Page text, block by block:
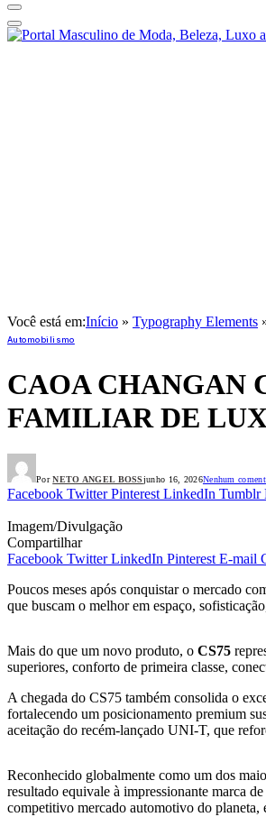
Você está em:Início » Typography Elements
Automobilismo
CAOA CHANGAN
FAMILIAR DE
Por NETO ANGEL BOSSjunho 16, 2026Nenhum
Facebook Twitter Pinterest LinkedIn Tumblr
Imagem/Divulgação
Compartilhar
Facebook Twitter LinkedIn Pinterest E-mail
Poucos meses após conquistar o mercado
que buscam o melhor em espaço,
Mais do que um novo produto, o CS75
superiores, conforto de primeira classe,
A chegada do CS75 também consolida o
fortalecendo um posicionamento premium
aceitação do recém-lançado UNI-T, que
Reconhecido globalmente como um dos
resultado equivale à impressionante marca
competitivo mercado automotivo do planeta,